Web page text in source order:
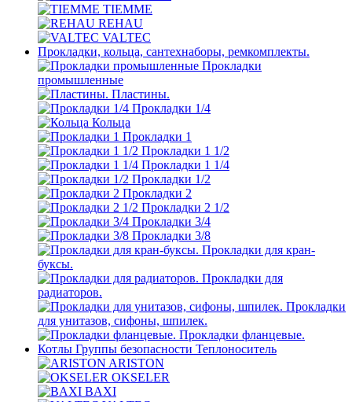
TIEMME
REHAU
VALTEC
Прокладки, кольца, сантехнаборы, ремкомплекты.
Прокладки
промышленные
Пластины.
Прокладки 1/4
Кольца
Прокладки 1
Прокладки 1 1/2
Прокладки 1 1/4
Прокладки 1/2
Прокладки 2
Прокладки 2 1/2
Прокладки 3/4
Прокладки 3/8
Прокладки для кран-
буксы.
Прокладки для
радиаторов.
Прокладки
для унитазов, сифоны, шпилек.
Прокладки фланцевые.
Котлы Группы безопасности Теплоноситель
ARISTON
OKSELER
BAXI